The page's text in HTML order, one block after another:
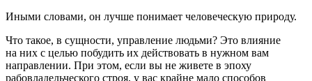
Иными словами, он лучше понимает человеческую природу.
Что такое, в сущности, управление людьми? Это влияние
на них с целью побудить их действовать в нужном вам
направлении. При этом, если вы не живете в эпоху
рабовладельческого строя, у вас крайне мало способов